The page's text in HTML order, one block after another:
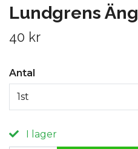
Lundgrens Äng
40 kr
Antal
1st
I lager